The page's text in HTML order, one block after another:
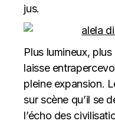
jus.
Plus lumineux,
laisse
pleine expansion.
sur scène qu’il se
l’écho des